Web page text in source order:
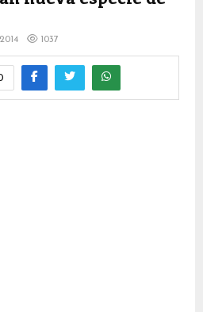
1037